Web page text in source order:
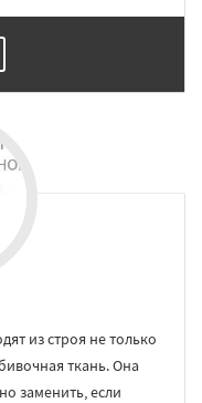
из строя не только
ткань. Она
заменить, если